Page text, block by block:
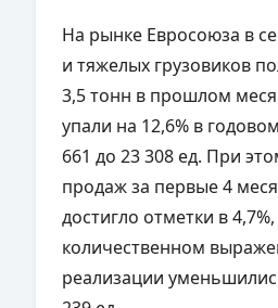
На рынке Евросоюза в
и тяжелых грузовиков
3,5 тонн в прошлом
упали на 12,6% в
661 до 23 308 ед. При
продаж за первые 4
достигло отметки в
количественном
реализации